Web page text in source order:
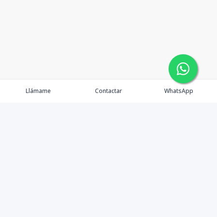
Llámame Contactar WhatsApp